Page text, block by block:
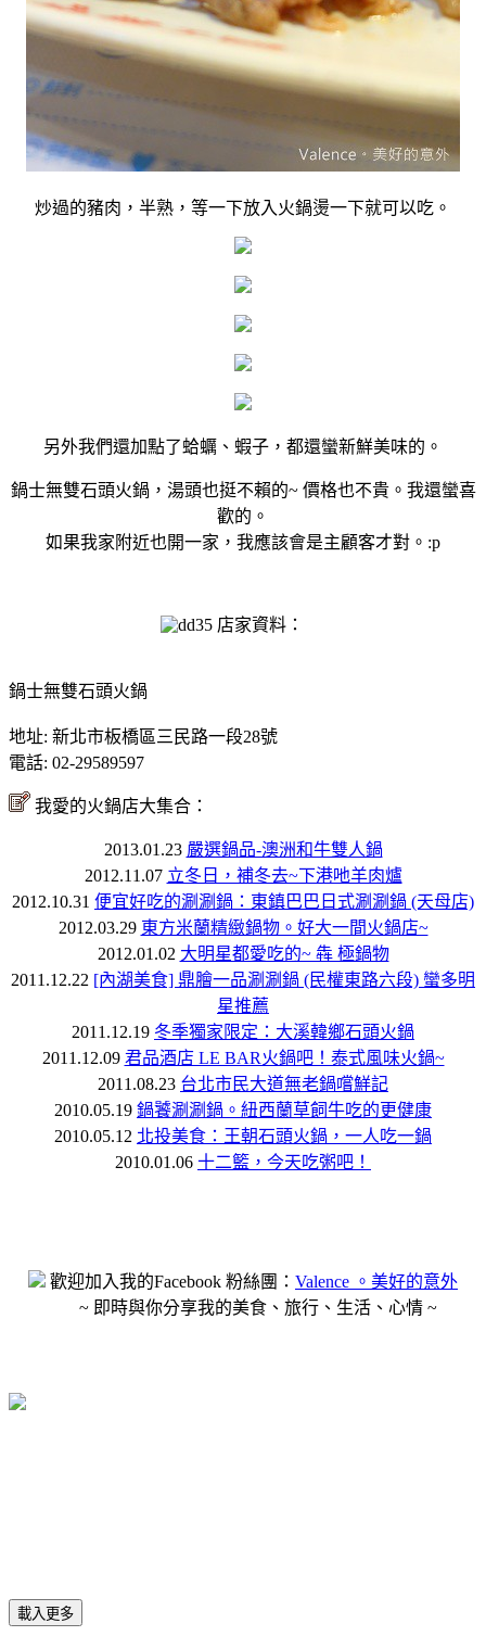
炒過的豬肉，半熟，等一下放入火鍋燙一下就可以吃。
另外我們還加點了蛤蠣、蝦子，都還蠻新鮮美味的。
鍋士無雙石頭火鍋，湯頭也挺不賴的~ 價格也不貴。我還蠻喜
歡的。
如果我家附近也開一家，我應該會是主顧客才對。:p
店家資料：
鍋士無雙石頭火鍋
地址: 新北市板橋區三民路一段28號
電話: 02-29589597
我愛的火鍋店大集合：
2013.01.23 嚴選鍋品-澳洲和牛雙人鍋
2012.11.07 立冬日，補冬去~下港吔羊肉爐
2012.10.31 便宜好吃的涮涮鍋：東鎮巴巴日式涮涮鍋 (天母店)
2012.03.29 東方米蘭精緻鍋物。好大一間火鍋店~
2012.01.02 大明星都愛吃的~ 犇 極鍋物
2011.12.22 [內湖美食] 鼎膾一品涮涮鍋 (民權東路六段) 蠻多明
星推薦
2011.12.19 冬季獨家限定：大溪韓鄉石頭火鍋
2011.12.09 君品酒店 LE BAR火鍋吧！泰式風味火鍋~
2011.08.23 台北市民大道無老鍋嚐鮮記
2010.05.19 鍋饕涮涮鍋。紐西蘭草飼牛吃的更健康
2010.05.12 北投美食：王朝石頭火鍋，一人吃一鍋
2010.01.06 十二籃，今天吃粥吧！
歡迎加入我的Facebook 粉絲團： Valence 。美好的意外
~ 即時與你分享我的美食、旅行、生活、心情 ~
載入更多